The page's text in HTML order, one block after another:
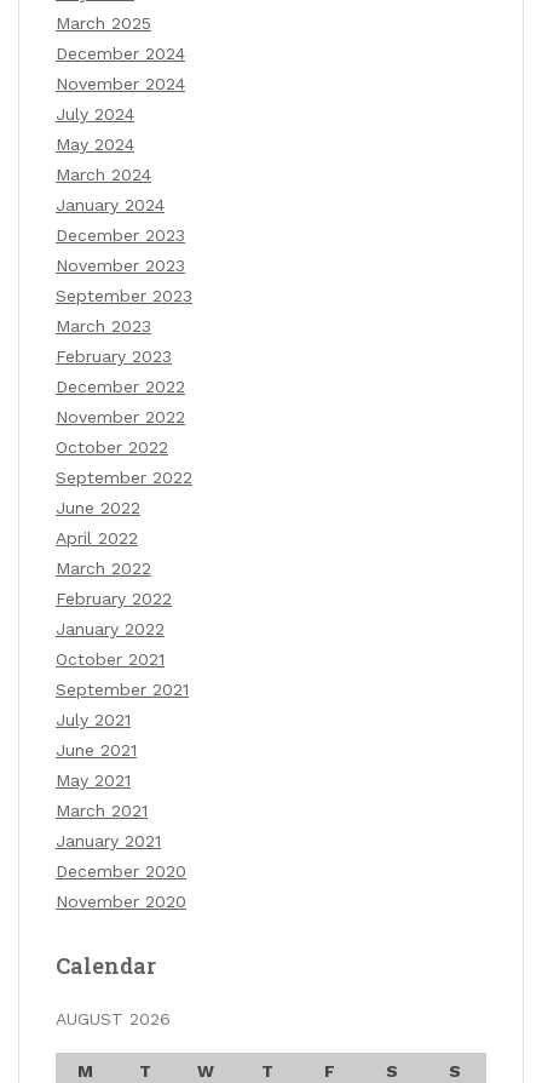
March 2025
December 2024
November 2024
July 2024
May 2024
March 2024
January 2024
December 2023
November 2023
September 2023
March 2023
February 2023
December 2022
November 2022
October 2022
September 2022
June 2022
April 2022
March 2022
February 2022
January 2022
October 2021
September 2021
July 2021
June 2021
May 2021
March 2021
January 2021
December 2020
November 2020
Calendar
AUGUST 2026
M T W T F S
S